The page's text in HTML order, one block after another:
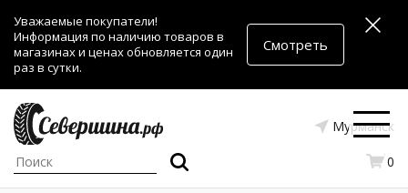
Уважаемые покупатели!
Информация по наличию товаров в
магазинах и ценах обновляется один
раз в сутки.
Смотреть
Мурманск
0